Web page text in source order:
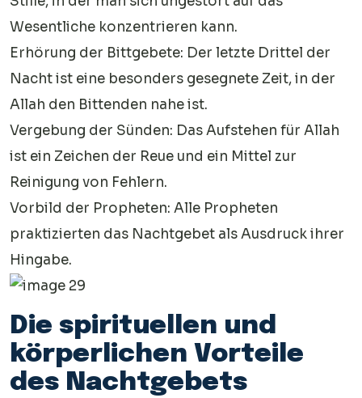
Wesentliche konzentrieren kann.
Erhörung der Bittgebete: Der letzte Drittel der
Nacht ist eine besonders gesegnete Zeit, in der
Allah den Bittenden nahe ist.
Vergebung der Sünden: Das Aufstehen für Allah
ist ein Zeichen der Reue und ein Mittel zur
Reinigung von Fehlern.
Vorbild der Propheten: Alle Propheten
praktizierten das Nachtgebet als Ausdruck ihrer
Hingabe.
Die spirituellen und
körperlichen Vorteile
des Nachtgebets